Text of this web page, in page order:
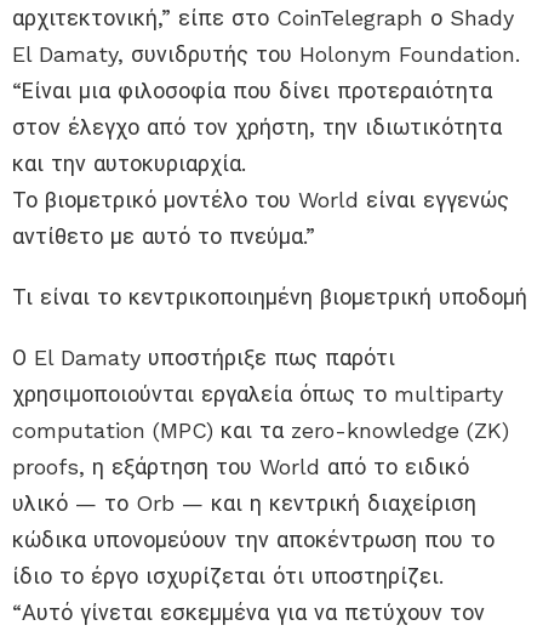
αρχιτεκτονική,” είπε στο CoinTelegraph ο Shady
El Damaty, συνιδρυτής του Holonym Foundation.
“Είναι μια φιλοσοφία που δίνει προτεραιότητα
στον έλεγχο από τον χρήστη, την ιδιωτικότητα
και την αυτοκυριαρχία.
Το βιομετρικό μοντέλο του World είναι εγγενώς
αντίθετο με αυτό το πνεύμα.”
Τι είναι το κεντρικοποιημένη βιομετρική υποδομή
Ο El Damaty υποστήριξε πως παρότι
χρησιμοποιούνται εργαλεία όπως το multiparty
computation (MPC) και τα zero-knowledge (ZK)
proofs, η εξάρτηση του World από το ειδικό
υλικό — το Orb — και η κεντρική διαχείριση
κώδικα υπονομεύουν την αποκέντρωση που το
ίδιο το έργο ισχυρίζεται ότι υποστηρίζει.
“Αυτό γίνεται εσκεμμένα για να πετύχουν τον